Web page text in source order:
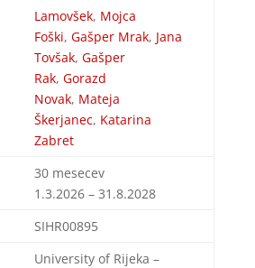
Lamovšek, Mojca
Foški, Gašper Mrak, Jana
Tovšak, Gašper
Rak, Gorazd
Novak, Mateja
Škerjanec, Katarina
Zabret
30 mesecev
1.3.2026 – 31.8.2028
SIHR00895
University of Rijeka –